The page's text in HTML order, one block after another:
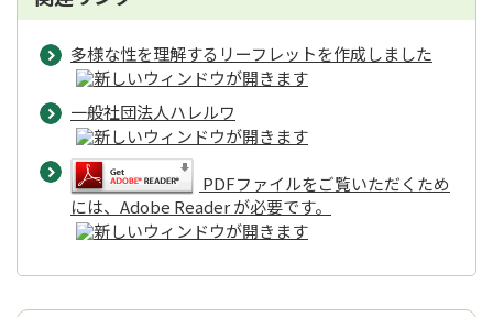
多様な性を理解するリーフレットを作成しました
一般社団法人ハレルワ
PDFファイルをご覧いただくため
には、Adobe Reader が必要です。